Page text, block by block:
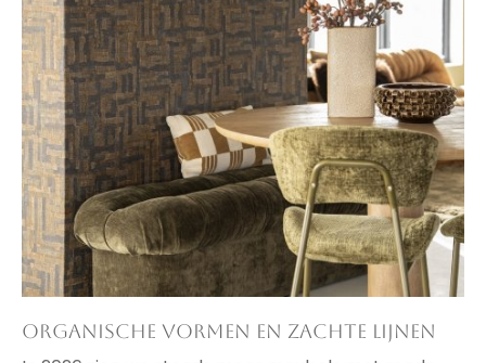
Organische vormen en zachte lijnen